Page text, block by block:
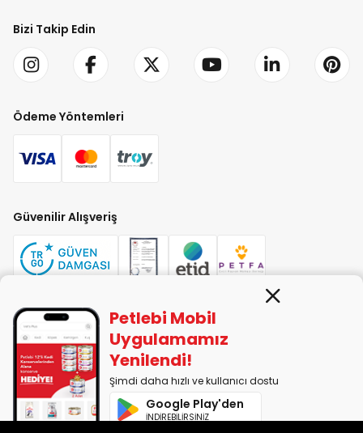
Bizi Takip Edin
Ödeme Yöntemleri
Güvenilir Alışveriş
PETLEBİ EVCİL HAYVAN ÜRÜNLERİ PAZ. SAN. TİC. LTD. ŞTİ. Alaşarköy Mah.
1. Alaşar Cad. No: 9 Osmangazi/Bursa
7290599225 vergi numarasıyla Uludağ Vergi Dairesi'ne bağlıdır.
2014-2026 © petlebi.com v11.89.0
Bursa'da sevgiyle yapıldı.
Petlebi Mobil
Uygulamamız
Yenilendi!
Şimdi daha hızlı ve kullanıcı dostu
Google Play'den
İNDİREBİLİRSİNİZ